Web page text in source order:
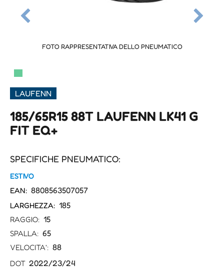
FOTO RAPPRESENTATIVA DELLO PNEUMATICO
▀
LAUFENN
185/65R15 88T LAUFENN LK41 G
FIT EQ+
SPECIFICHE PNEUMATICO:
ESTIVO
EAN: 8808563507057
LARGHEZZA: 185
RAGGIO: 15
SPALLA: 65
VELOCITA': 88
DOT 2022/23/24